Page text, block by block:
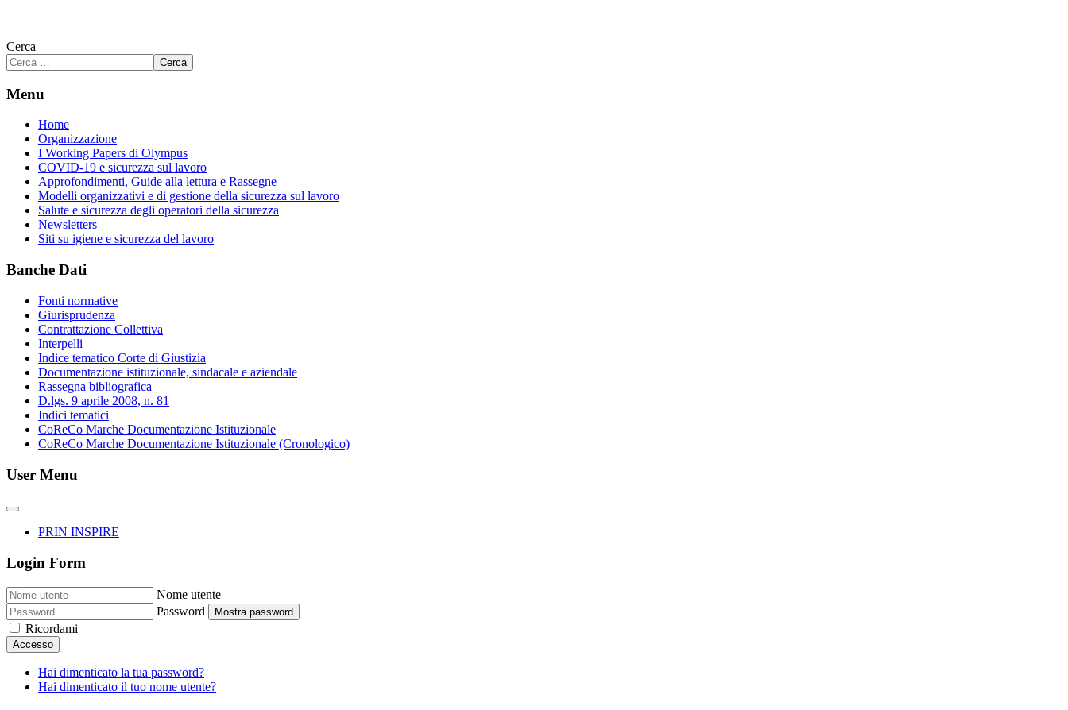
Cerca
Cerca
Menu
Home
Organizzazione
I Working Papers di Olympus
COVID-19 e sicurezza sul lavoro
Approfondimenti, Guide alla lettura e Rassegne
Modelli organizzativi e di gestione della sicurezza sul lavoro
Salute e sicurezza degli operatori della sicurezza
Newsletters
Siti su igiene e sicurezza del lavoro
Banche Dati
Fonti normative
Giurisprudenza
Contrattazione Collettiva
Interpelli
Indice tematico Corte di Giustizia
Documentazione istituzionale, sindacale e aziendale
Rassegna bibliografica
D.lgs. 9 aprile 2008, n. 81
Indici tematici
CoReCo Marche Documentazione Istituzionale
CoReCo Marche Documentazione Istituzionale (Cronologico)
User Menu
PRIN INSPIRE
Login Form
Nome utente
Password
Mostra password
Ricordami
Accesso
Hai dimenticato la tua password?
Hai dimenticato il tuo nome utente?